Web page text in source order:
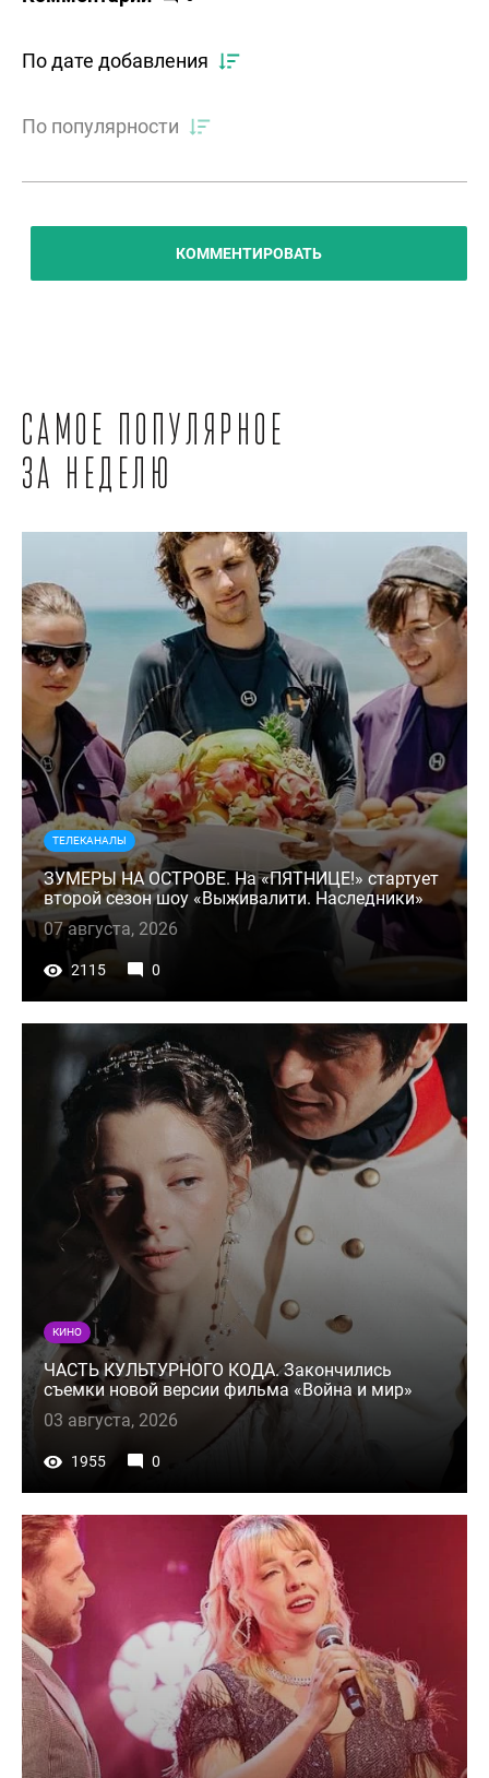
По дате добавления
По популярности
КОММЕНТИРОВАТЬ
Самое популярное
за неделю
ТЕЛЕКАНАЛЫ
ЗУМЕРЫ НА ОСТРОВЕ. На «ПЯТНИЦЕ!» стартует
второй сезон шоу «Выживалити. Наследники»
07 августа, 2026
2115 0
КИНО
ЧАСТЬ КУЛЬТУРНОГО КОДА. Закончились
съемки новой версии фильма «Война и мир»
03 августа, 2026
1955 0